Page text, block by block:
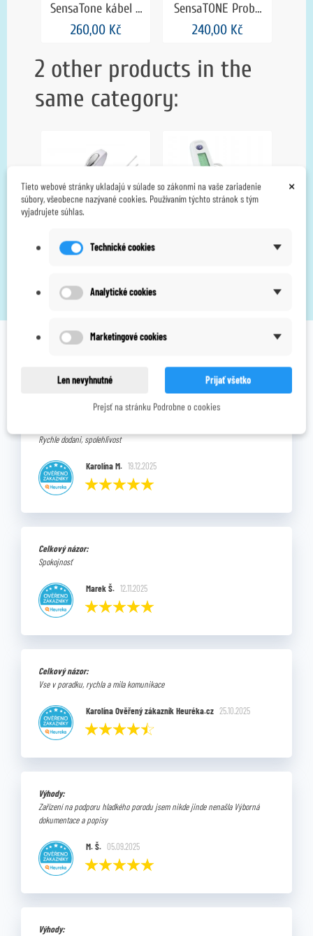
SensaTone kábel k
vaginálnej sonde -
6cm
260,00 Kč
SensaTONE Probe
Splinter kábel
240,00 Kč
2 other products in the
same category:
Body Clock SENSA
kontrakcií
890,00 Kč
OVERENÉ NAŠIMI ZÁKAZNÍKMI
Pozrite si vybrané hodnotenia našich zákazníkov.
Rychle dodani, spolehlivost
Karolína M. 19.12.2025
Celkový názor:
Spokojnosť
Marek Š. 12.11.2025
Celkový názor:
Vse v poradku, rychla a mila komunikace
Karolína Ověřený zákazník Heuréka.cz 25.10.2025
Výhody:
Zařízení na podporu hladkého porodu jsem nikde jinde nenašla Výborná
dokumentace a popisy
M. Š. 05.09.2025
Výhody:
×
Tieto webové stránky ukladajú v súlade so zákonmi na vaše zariadenie
súbory, všeobecne nazývané cookies. Používaním týchto stránok s tým
vyjadrujete súhlas.
Technické cookies
Analytické cookies
Marketingové cookies
Len nevyhnutné Prijať všetko
Prejsť na stránku Podrobne o cookies